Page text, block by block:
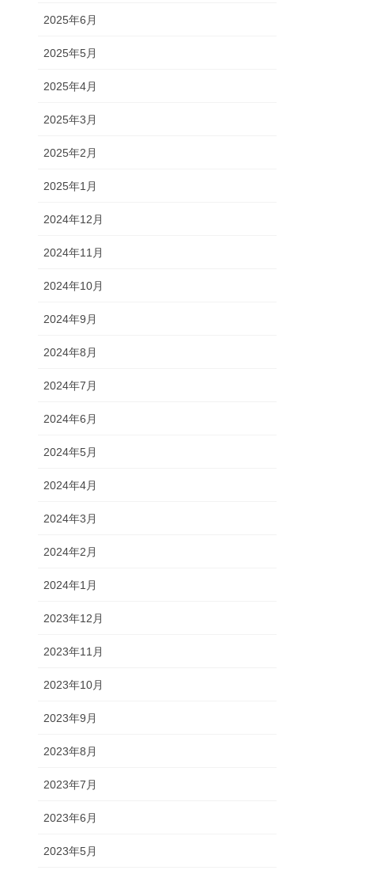
2025年6月
2025年5月
2025年4月
2025年3月
2025年2月
2025年1月
2024年12月
2024年11月
2024年10月
2024年9月
2024年8月
2024年7月
2024年6月
2024年5月
2024年4月
2024年3月
2024年2月
2024年1月
2023年12月
2023年11月
2023年10月
2023年9月
2023年8月
2023年7月
2023年6月
2023年5月